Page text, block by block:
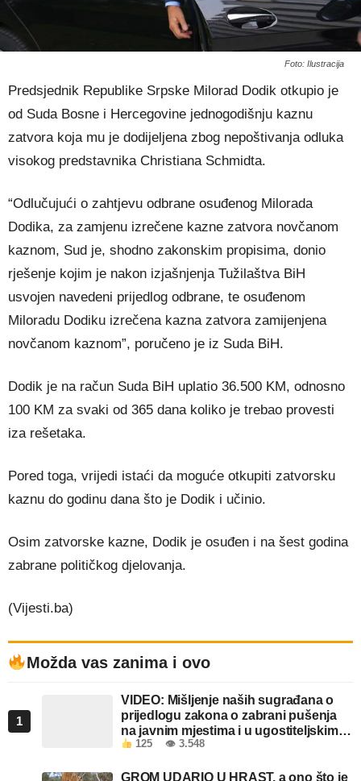
Foto: Ilustracija
Predsjednik Republike Srpske Milorad Dodik otkupio je
od Suda Bosne i Hercegovine jednogodišnju kaznu
zatvora koja mu je dodijeljena zbog nepoštivanja odluka
visokog predstavnika Christiana Schmidta.
“Odlučujući o zahtjevu odbrane osuđenog Milorada
Dodika, za zamjenu izrečene kazne zatvora novčanom
kaznom, Sud je, shodno zakonskim propisima, donio
rješenje kojim je nakon izjašnjenja Tužilaštva BiH
usvojen navedeni prijedlog odbrane, te osuđenom
Miloradu Dodiku izrečena kazna zatvora zamijenjena
novčanom kaznom”, poručeno je iz Suda BiH.
Dodik je na račun Suda BiH uplatio 36.500 KM, odnosno
100 KM za svaki od 365 dana koliko je trebao provesti
iza rešetaka.
Pored toga, vrijedi istaći da moguće otkupiti zatvorsku
kaznu do godinu dana što je Dodik i učinio.
Osim zatvorske kazne, Dodik je osuđen i na šest godina
zabrane političkog djelovanja.
(Vijesti.ba)
Možda vas zanima i ovo
1
VIDEO: Mišljenje naših sugrađana o
prijedlogu zakona o zabrani pušenja
na javnim mjestima i u ugostiteljskim
objektima u FBiH
125 👁 3.548
GROM UDARIO U HRAST, a ono što je